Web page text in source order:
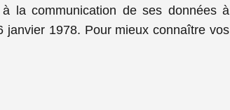
la communication de ses données à
janvier 1978. Pour mieux connaître vos